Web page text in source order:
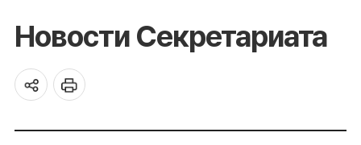
Новости Секретариата